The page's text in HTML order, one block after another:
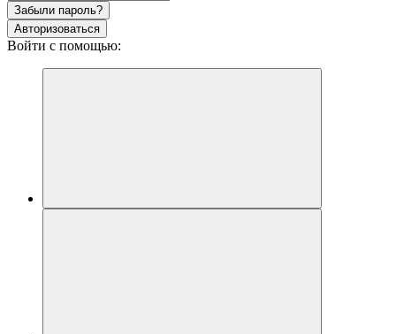
Забыли пароль?
Авторизоваться
Войти с помощью: